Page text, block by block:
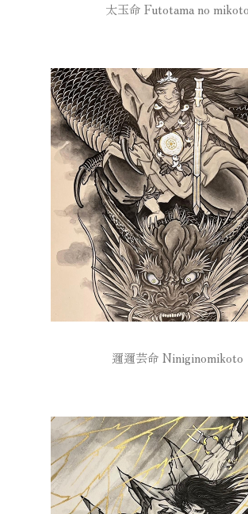
太玉命 Futotama no mikoto
邇邇芸命 Niniginomikoto